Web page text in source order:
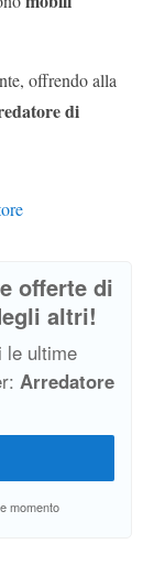
offrendo alla
di
offerte di
altri!
le ultime
Arredatore
momento